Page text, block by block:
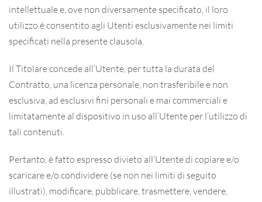
intellettuale e, ove non diversamente specificato, il loro
utilizzo è consentito agli Utenti esclusivamente nei limiti
specificati nella presente clausola.
Il Titolare concede all’Utente, per tutta la durata del
Contratto, una licenza personale, non trasferibile e non
esclusiva, ad esclusivi fini personali e mai commerciali e
limitatamente al dispositivo in uso all’Utente per l’utilizzo di
tali contenuti.
Pertanto, è fatto espresso divieto all’Utente di copiare e/o
scaricare e/o condividere (se non nei limiti di seguito
illustrati), modificare, pubblicare, trasmettere, vendere,